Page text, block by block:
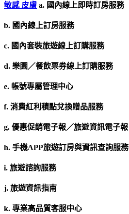
敏感 皮膚 a. 國內線上即時訂房服務
b. 國內線上訂房服務
c. 國內套裝旅遊線上訂購服務
d. 樂園／餐飲票券線上訂購服務
e. 帳號專屬管理中心
f. 消費紅利積點兌換贈品服務
g. 優惠促銷電子報／旅遊資訊電子報
h. 手機APP旅遊訂房與資訊查詢服務
i. 旅遊諮詢服務
j. 旅遊資訊指南
k. 專業高品質客服中心